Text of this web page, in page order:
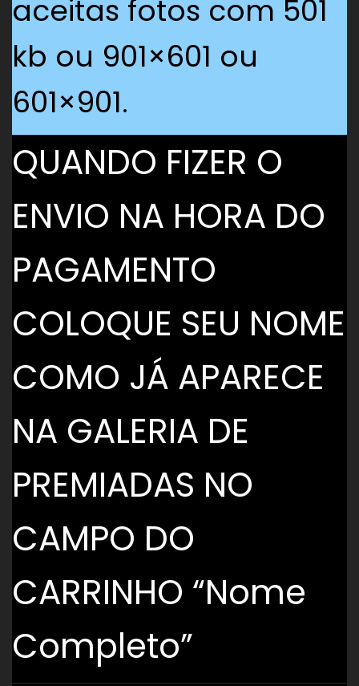
aceitas fotos com 501
kb ou 901×601 ou
601×901.
QUANDO FIZER O
ENVIO NA HORA DO
PAGAMENTO
COLOQUE SEU NOME
COMO JÁ APARECE
NA GALERIA DE
PREMIADAS NO
CAMPO DO
CARRINHO “Nome
Completo”